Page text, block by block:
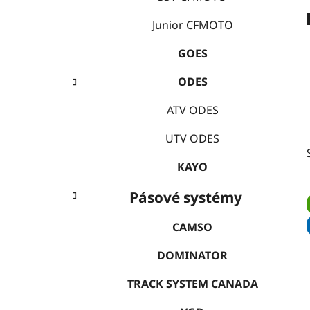
Junior CFMOTO
GOES
ODES
ATV ODES
UTV ODES
KAYO
Pásové systémy
CAMSO
DOMINATOR
TRACK SYSTEM CANADA